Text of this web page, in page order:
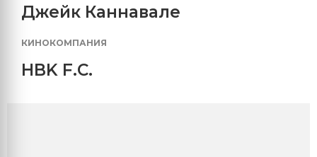
Джейк Каннавале
КИНОКОМПАНИЯ
HBK F.C.